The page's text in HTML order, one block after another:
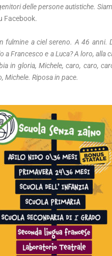
delle persone autistiche.
Facebook.
fulmine a ciel sereno. A 46 anni.
Francesco e a Luca? A loro, alla
in gloria, Michele, caro, caro,
Michele. Riposa in pace.